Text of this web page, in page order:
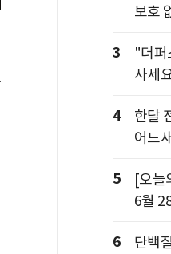
보호
3
"더퍼
사세
4
한달
어느
5
[오늘
6월
6
단백